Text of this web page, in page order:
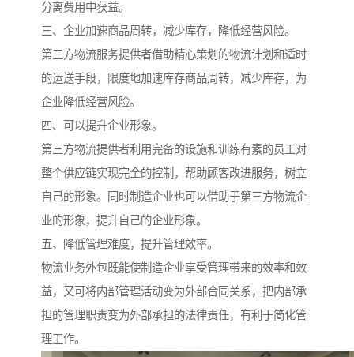
分离费用中获益。
三、企业加速商品周转，减少库存，降低经营风险。
第三方物流服务提供者借助精心策划的物流计划和适时
的运送手段，限度地加速库存商品周转，减少库存，为
企业降低经营风险。
四、可以提升企业形象。
第三方物流提供者利用完备的设施和训练有素的员工对
整个供应链实现完全的控制，帮助顾客改进服务，树立
自己的形象。同时制造企业也可以借助于第三方物流企
业的形象，提升自己的企业形象。
五、降低管理难度，提升管理效率。
物流业务外包既能使制造企业享受管理带来的效率和效
益，又可将内部管理活动变为外部合同关系，把内部承
担的管理职责变为外部承担的法律责任，有利于简化管
理工作。